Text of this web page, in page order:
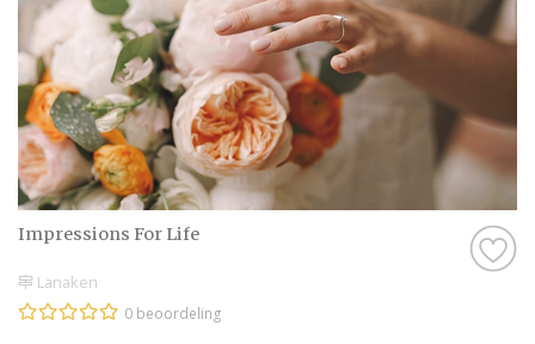
Impressions For Life
Lanaken
0 beoordeling